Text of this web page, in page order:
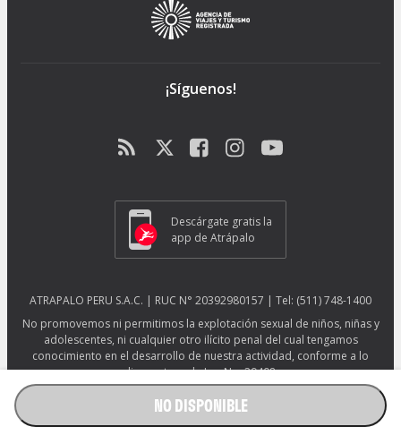
NO DISPONIBLE
¡Síguenos!
Descárgate gratis la
app de Atrápalo
ATRAPALO PERU S.A.C. | RUC N° 20392980157 | Tel: (511) 748-1400
No promovemos ni permitimos la explotación sexual de niños, niñas y
adolescentes, ni cualquier otro ilícito penal del cual tengamos
conocimiento en el desarrollo de nuestra actividad, conforme a lo
dispuesto en la Ley No. 29408.
Más información sobre protección ESNNA.Ver afiche ESNNA.